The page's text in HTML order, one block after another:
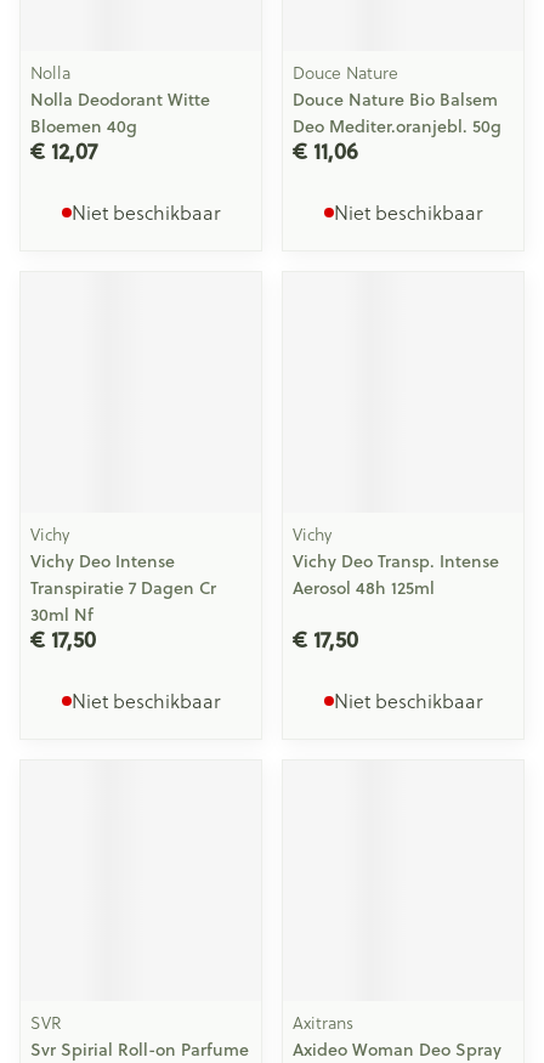
Nolla
Nolla Deodorant Witte
Bloemen 40g
€ 12,07
Niet beschikbaar
Douce Nature
Douce Nature Bio Balsem
Deo Mediter.oranjebl. 50g
€ 11,06
Niet beschikbaar
Vichy
Vichy Deo Intense
Transpiratie 7 Dagen Cr
30ml Nf
€ 17,50
Niet beschikbaar
Vichy
Vichy Deo Transp. Intense
Aerosol 48h 125ml
€ 17,50
Niet beschikbaar
SVR
Svr Spirial Roll-on Parfume
Axitrans
Axideo Woman Deo Spray